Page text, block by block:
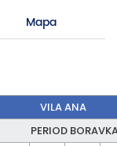
Mapa
VILA ANA
PERIOD